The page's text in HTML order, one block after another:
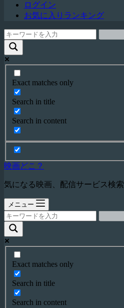
ログイン
お気に入りランキング
Exact matches only
Search in title
Search in content
映画どこ？
気になる映画、配信サービス検索
メニュー
Exact matches only
Search in title
Search in content